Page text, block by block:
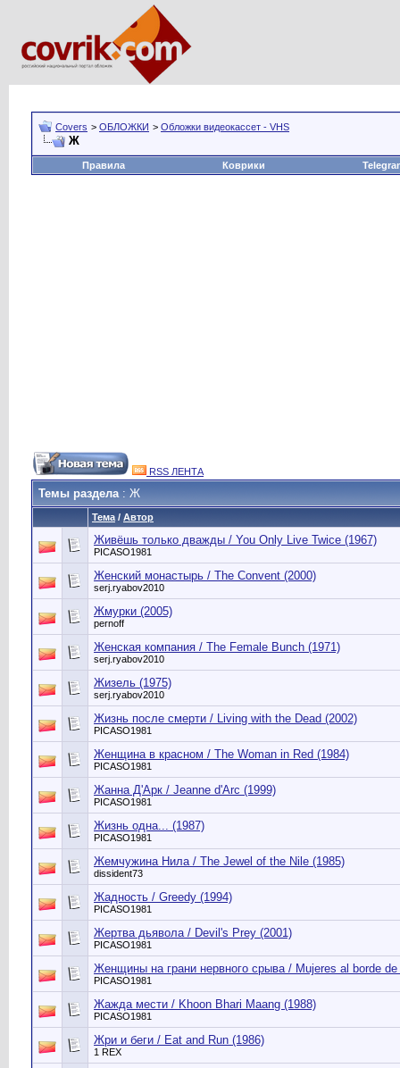
Covers > ОБЛОЖКИ > Обложки видеокассет - VHS
Ж
Правила Коврики
RSS ЛЕНТА
Темы раздела: Ж
Тема / Автор
Живёшь только дважды / You Only Live Twice (1967)
PICASO1981
Женский монастырь / The Convent (2000)
serj.ryabov2010
Жмурки (2005)
pernoff
Женская компания / The Female Bunch (1971)
serj.ryabov2010
Жизель (1975)
serj.ryabov2010
Жизнь после смерти / Living with the Dead (2002)
PICASO1981
Женщина в красном / The Woman in Red (1984)
PICASO1981
Жанна Д'Арк / Jeanne d'Arc (1999)
PICASO1981
Жизнь одна... (1987)
PICASO1981
Жемчужина Нила / The Jewel of the Nile (1985)
dissident73
Жадность / Greedy (1994)
PICASO1981
Жертва дьявола / Devil's Prey (2001)
PICASO1981
Женщины на грани нервного срыва / Mujeres al borde
PICASO1981
Жажда мести / Khoon Bhari Maаng (1988)
PICASO1981
Жри и беги / Eat and Run (1986)
1 REX